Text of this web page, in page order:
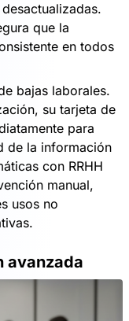
que la
en todos
bajas laborales.
su tarjeta de
para
de la información
con RRHH
manual,
usos no
avanzada